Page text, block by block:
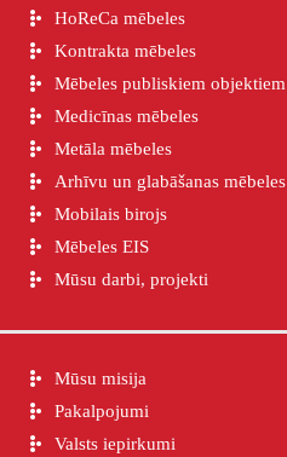
HoReCa mēbeles
Kontrakta mēbeles
Mēbeles publiskiem objektiem
Medicīnas mēbeles
Metāla mēbeles
Arhīvu un glabāšanas mēbeles
Mobilais birojs
Mēbeles EIS
Mūsu darbi, projekti
Mūsu misija
Pakalpojumi
Valsts iepirkumi